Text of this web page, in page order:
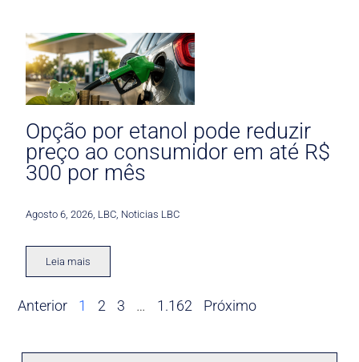
Opção por etanol pode reduzir
preço ao consumidor em até R$
300 por mês
Agosto 6, 2026 LBC Noticias LBC
Leia mais
Anterior 1 2 3 … 1.162 Próximo